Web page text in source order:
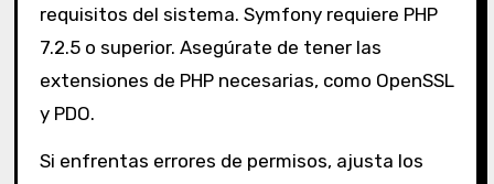
requisitos del sistema. Symfony requiere PHP
7.2.5 o superior. Asegúrate de tener las
extensiones de PHP necesarias, como OpenSSL
y PDO.
Si enfrentas errores de permisos, ajusta los